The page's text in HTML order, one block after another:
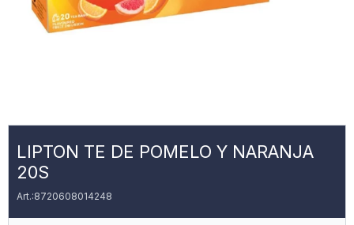
LIPTON TE DE POMELO Y NARANJA
20S
8720608014248